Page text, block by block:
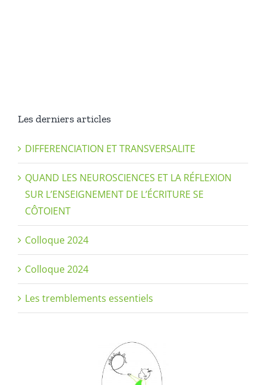
Les derniers articles
DIFFERENCIATION ET TRANSVERSALITE
QUAND LES NEUROSCIENCES ET LA RÉFLEXION
SUR L’ENSEIGNEMENT DE L’ÉCRITURE SE
CÔTOIENT
Colloque 2024
Colloque 2024
Les tremblements essentiels